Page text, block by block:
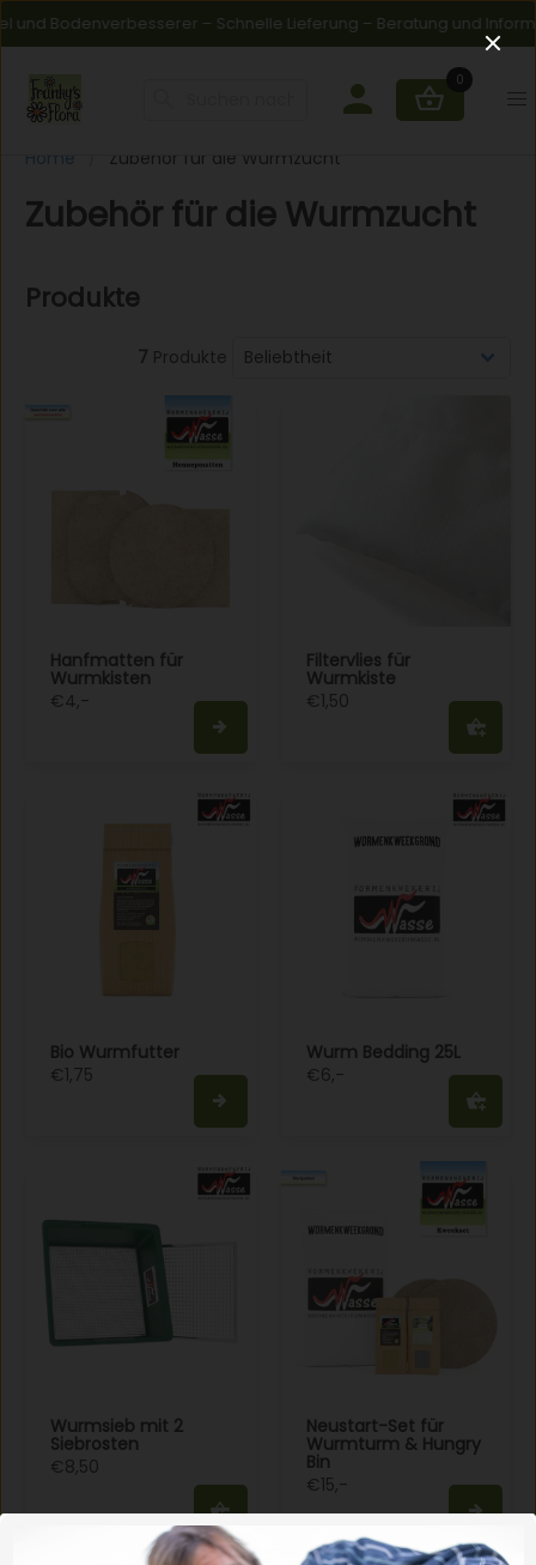
Bodenverbesserer – Schnelle Lieferung – Beratung und
0
Home Zubehör für die Wurmzucht
Zubehör für die Wurmzucht
Produkte
7 Produkte
Hanfmatten für
Wurmkisten
€4,-
Filtervlies für
Wurmkiste
€1,50
Bio Wurmfutter
€1,75
Wurm Bedding 25L
€6,-
Wurmsieb mit 2
Siebrosten
€8,50
Neustart-Set für
Wurmturm & Hungry
Bin
€15,-